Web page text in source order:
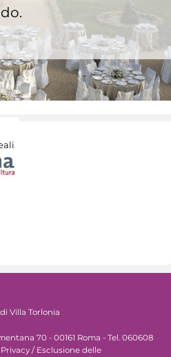
Villa Torlonia
70 - 00161 Roma - Tel. 060608
Privacy / Esclusione delle